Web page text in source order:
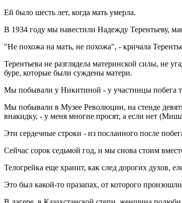
Ей было шесть лет, когда мать умерла.
В 1934 году мы навестили Надежду Терентьеву,
"Не похожа на мать, не похожа", - кричала
Терентьева не разглядела материнской силы, не
буре, которые были суждены матери.
Мы побывали у Никитиной - у участницы побега
Мы побывали в Музее Революции, на стенде
внакидку, - у меня многие просят, а если нет
Эти сердечные строки - из посланного после
Сейчас сорок седьмой год, и мы снова стоим
Телогрейка еще хранит, как след дорогих духов,
Это был какой-то празапах, от которого